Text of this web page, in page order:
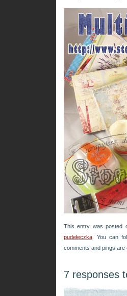
This entry was posted
pudełeczka . You can
comments and pings are
7 responses